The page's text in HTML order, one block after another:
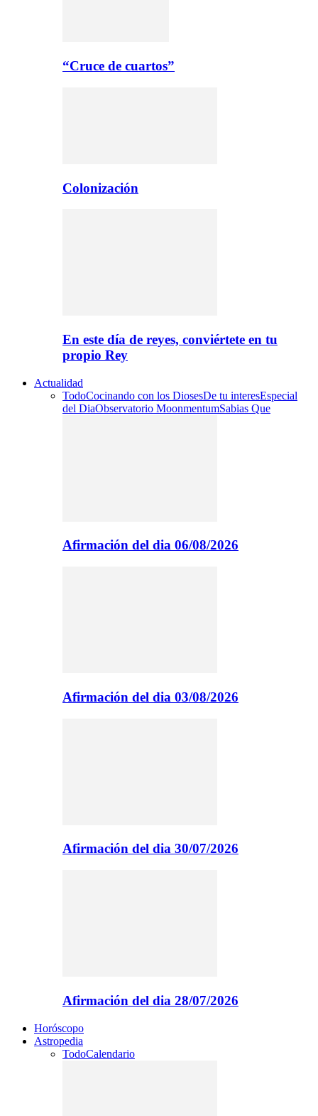
“Cruce de cuartos”
Colonización
En este día de reyes, conviértete en tu
propio Rey
Actualidad
TodoCocinando con los DiosesDe tu interesEspecial
del DiaObservatorio MoonmentumSabias Que
Afirmación del dia 06/08/2026
Afirmación del dia 03/08/2026
Afirmación del dia 30/07/2026
Afirmación del dia 28/07/2026
Horóscopo
Astropedia
TodoCalendario